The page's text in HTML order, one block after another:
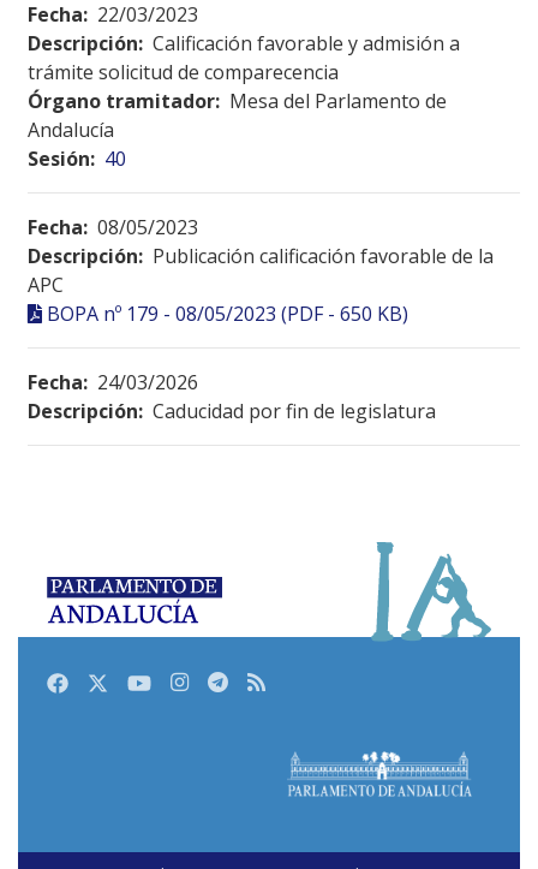
Fecha: 22/03/2023
Descripción: Calificación favorable y admisión a
trámite solicitud de comparecencia
Órgano tramitador: Mesa del Parlamento de
Andalucía
Sesión: 40
Fecha: 08/05/2023
Descripción: Publicación calificación favorable de la
APC
BOPA nº 179 - 08/05/2023 (PDF - 650 KB)
Fecha: 24/03/2026
Descripción: Caducidad por fin de legislatura
FacebookTwitterYoutubeInstagram
Telegram
RSS